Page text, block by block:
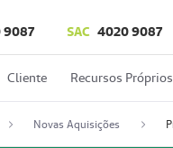
9087 SAC 4020 9087
Cliente Recursos Próprios
Novas Aquisições